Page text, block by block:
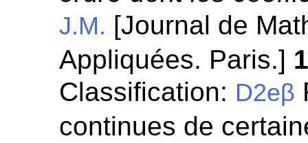
J.M. [Journal de
Appliquées. Paris.]
Classification: D2eβ
continues de